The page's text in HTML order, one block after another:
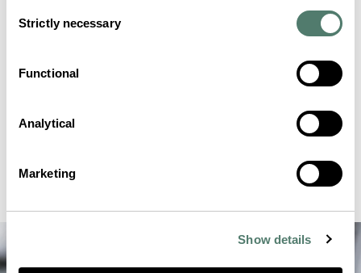
Selection
Strictly necessary
Functional
Analytical
Marketing
Show details